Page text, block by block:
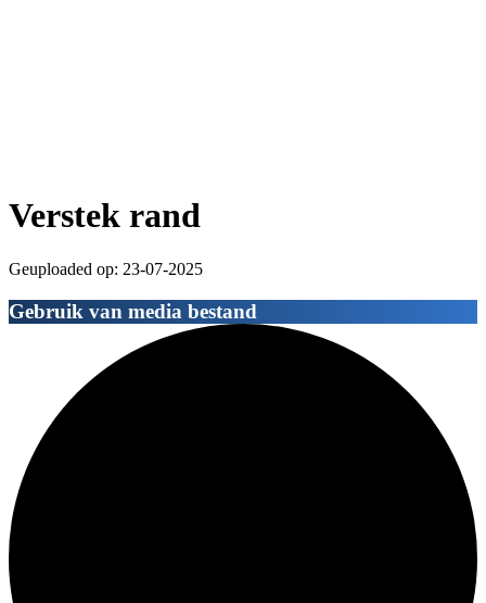
Verstek rand
Geuploaded op: 23-07-2025
Gebruik van media bestand